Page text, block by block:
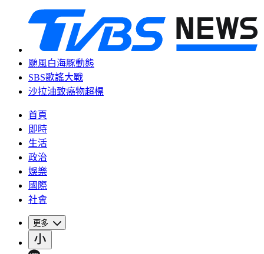
颱風白海豚動態
SBS歌謠大戰
沙拉油致癌物超標
首頁
即時
生活
政治
娛樂
國際
社會
更多